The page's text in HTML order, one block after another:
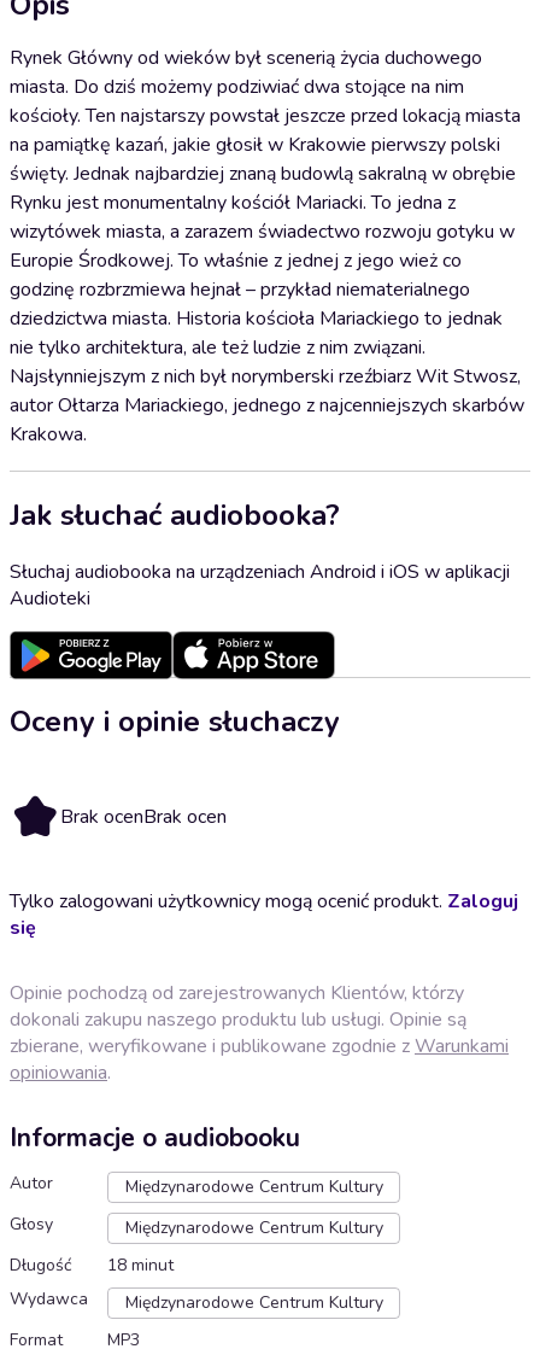
Rynek Główny od wieków był scenerią życia duchowego
miasta. Do dziś możemy podziwiać dwa stojące na nim
kościoły. Ten najstarszy powstał jeszcze przed lokacją miasta
na pamiątkę kazań, jakie głosił w Krakowie pierwszy polski
święty. Jednak najbardziej znaną budowlą sakralną w obrębie
Rynku jest monumentalny kościół Mariacki. To jedna z
wizytówek miasta, a zarazem świadectwo rozwoju gotyku w
Europie Środkowej. To właśnie z jednej z jego wież co
godzinę rozbrzmiewa hejnał – przykład niematerialnego
dziedzictwa miasta. Historia kościoła Mariackiego to jednak
nie tylko architektura, ale też ludzie z nim związani.
Najsłynniejszym z nich był norymberski rzeźbiarz Wit Stwosz,
autor Ołtarza Mariackiego, jednego z najcenniejszych skarbów
Krakowa.
Jak słuchać audiobooka?
Słuchaj audiobooka na urządzeniach Android i iOS w aplikacji
Audioteki
Oceny i opinie słuchaczy
Brak ocenBrak ocen
Tylko zalogowani użytkownicy mogą ocenić produkt. Zaloguj
się
Opinie pochodzą od zarejestrowanych Klientów, którzy
dokonali zakupu naszego produktu lub usługi. Opinie są
zbierane, weryfikowane i publikowane zgodnie zWarunkami
opiniowania.
Informacje o audiobooku
Autor
Międzynarodowe Centrum Kultury
Głosy
Międzynarodowe Centrum Kultury
Długość
18 minut
Wydawca
Międzynarodowe Centrum Kultury
Format
MP3